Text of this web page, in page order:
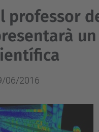
professor
06/2016